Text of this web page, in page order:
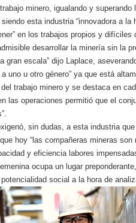
minero, igualando y
siendo esta industria “innovadora a
en los trabajos propios y difíciles
desarrollar la minería sin la
gran escala” dijo Laplace,
uno u otro género” ya que está
trabajo minero y se destaca en
las operaciones permitió que el
sin dudas, a esta industria
hoy “las compañeras mineras
y eficiencia labores
ocupa un lugar
social a la hora de